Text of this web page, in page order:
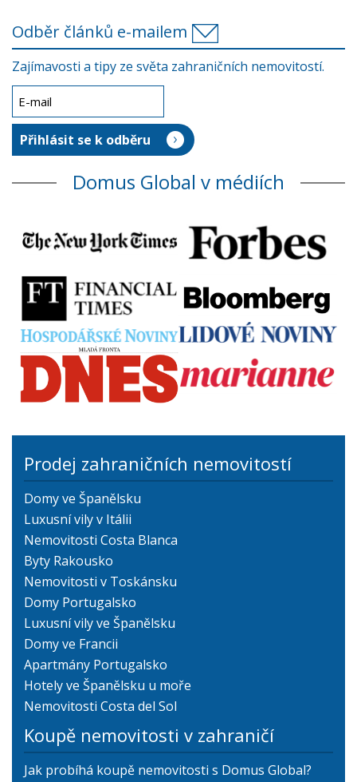
Odběr článků e-mailem
Zajímavosti a tipy ze světa zahraničních nemovitostí.
Domus Global v médiích
Prodej zahraničních nemovitostí
Domy ve Španělsku
Luxusní vily v Itálii
Nemovitosti Costa Blanca
Byty Rakousko
Nemovitosti v Toskánsku
Domy Portugalsko
Luxusní vily ve Španělsku
Domy ve Francii
Apartmány Portugalsko
Hotely ve Španělsku u moře
Nemovitosti Costa del Sol
Koupě nemovitosti v zahraničí
Jak probíhá koupě nemovitosti s Domus Global?